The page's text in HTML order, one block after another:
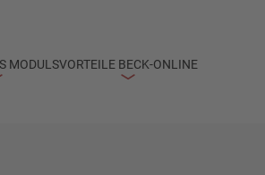
MODULSVORTEILE BECK-ONLINE